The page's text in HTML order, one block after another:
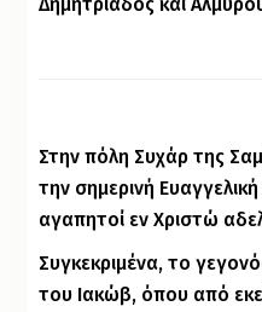
Στην πόλη Συχάρ της
την σημερινή
αγαπητοί εν Χριστώ
Συγκεκριμένα, το
του Ιακώβ, όπου από